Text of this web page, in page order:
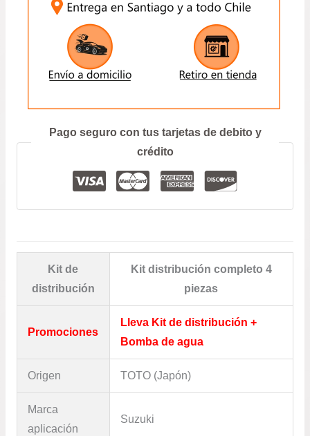
Pago seguro con tus tarjetas de debito y
crédito
Kit de
distribución
Kit distribución completo 4
piezas
Promociones
Lleva Kit de distribución +
Bomba de agua
Origen TOTO (Japón)
Marca
aplicación
Suzuki